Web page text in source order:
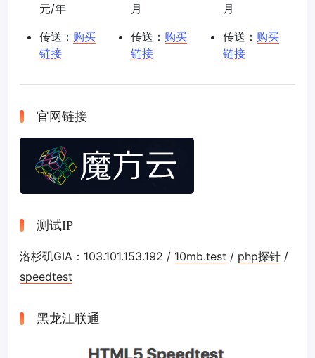
元/年
传送： 购买
链接
月
传送： 购买
链接
月
传送： 购买
链接
官网链接
测试IP
洛杉矶GIA：103.101.153.192 / 10mb.test / php探针 /
speedtest
黑龙江联通